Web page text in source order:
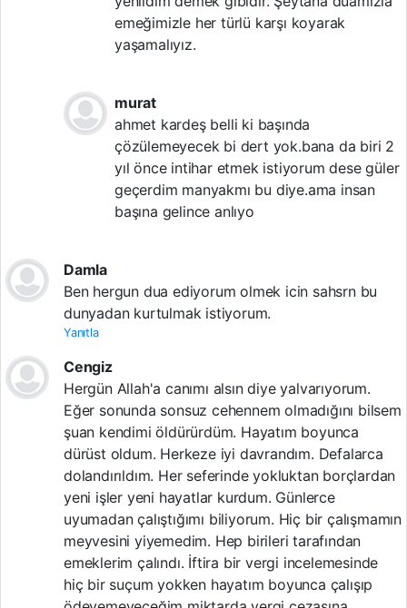
emeğimizle her türlü karşı koyarak
yaşamalıyız.
murat
ahmet kardeş belli ki başında
çözülemeyecek bi dert yok.bana da biri 2
yıl önce intihar etmek istiyorum dese güler
geçerdim manyakmı bu diye.ama insan
başına gelince anlıyo
Damla
Ben hergun dua ediyorum olmek icin sahsrn bu
dunyadan kurtulmak istiyorum.
Yanıtla
Cengiz
Hergün Allah'a canımı alsın diye yalvarıyorum.
Eğer sonunda sonsuz cehennem olmadığını bilsem
şuan kendimi öldürürdüm. Hayatım boyunca
dürüst oldum. Herkeze iyi davrandım. Defalarca
dolandırıldım. Her seferinde yokluktan borçlardan
yeni işler yeni hayatlar kurdum. Günlerce
uyumadan çalıştığımı biliyorum. Hiç bir çalışmamın
meyvesini yiyemedim. Hep birileri tarafından
emeklerim çalındı. İftira bir vergi incelemesinde
hiç bir suçum yokken hayatım boyunca çalışıp